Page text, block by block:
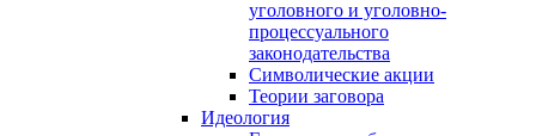
уголовного и уголовно-
процессуального
законодательства
Символические акции
Теории заговора
Идеология